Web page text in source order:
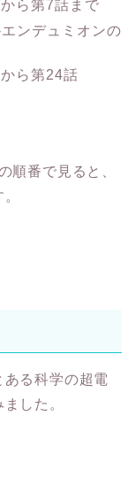
ら第7話まで
ンデュミオンの
ら第24話
順番で見ると、
ある科学の超電
した。